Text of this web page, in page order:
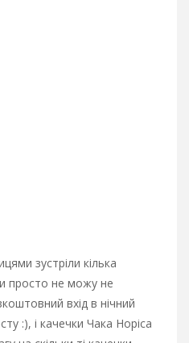
зустріли кілька
просто не можу не
вхід в нічний
:), і качечки Чака Норіса